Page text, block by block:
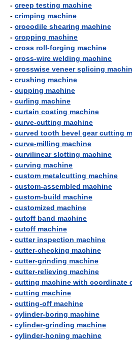
- creep testing machine
- crimping machine
- crocodile shearing machine
- cropping machine
- cross roll-forging machine
- cross-wire welding machine
- crosswise veneer splicing
- crushing machine
- cupping machine
- curling machine
- curtain coating machine
- curve-cutting machine
- curved tooth bevel gear cutting
- curve-milling machine
- curvilinear slotting machine
- curving machine
- custom metalcutting machine
- custom-assembled machine
- custom-build machine
- customized machine
- cutoff band machine
- cutoff machine
- cutter inspection machine
- cutter-checking machine
- cutter-grinding machine
- cutter-relieving machine
- cutting machine with coordinate
- cutting machine
- cutting-off machine
- cylinder-boring machine
- cylinder-grinding machine
- cylinder-honing machine